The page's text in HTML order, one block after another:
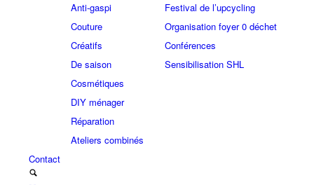
Anti-gaspi
Couture
Créatifs
De saison
Cosmétiques
DIY ménager
Réparation
Ateliers combinés
Festival de l’upcycling
Organisation foyer 0 déchet
Conférences
Sensibilisation SHL
Contact